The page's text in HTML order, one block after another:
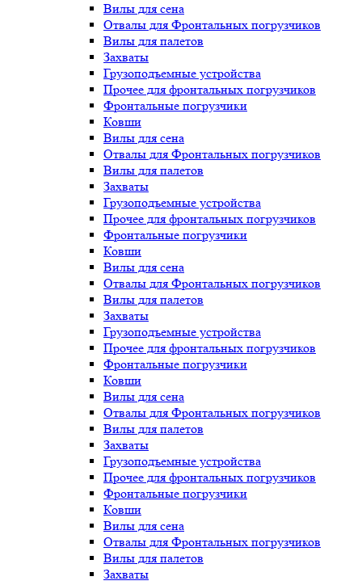
Вилы для сена
Отвалы для Фронтальных погрузчиков
Вилы для палетов
Захваты
Грузоподъемные устройства
Прочее для фронтальных погрузчиков
Фронтальные погрузчики
Ковши
Вилы для сена
Отвалы для Фронтальных погрузчиков
Вилы для палетов
Захваты
Грузоподъемные устройства
Прочее для фронтальных погрузчиков
Фронтальные погрузчики
Ковши
Вилы для сена
Отвалы для Фронтальных погрузчиков
Вилы для палетов
Захваты
Грузоподъемные устройства
Прочее для фронтальных погрузчиков
Фронтальные погрузчики
Ковши
Вилы для сена
Отвалы для Фронтальных погрузчиков
Вилы для палетов
Захваты
Грузоподъемные устройства
Прочее для фронтальных погрузчиков
Фронтальные погрузчики
Ковши
Вилы для сена
Отвалы для Фронтальных погрузчиков
Вилы для палетов
Захваты